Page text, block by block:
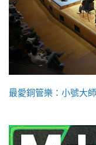
最愛銅管樂：小號大